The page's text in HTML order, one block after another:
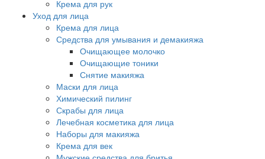
Крема для рук
Уход для лица
Крема для лица
Средства для умывания и демакияжа
Очищающее молочко
Очищающие тоники
Снятие макияжа
Маски для лица
Химический пилинг
Скрабы для лица
Лечебная косметика для лица
Наборы для макияжа
Крема для век